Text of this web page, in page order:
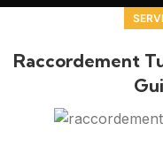
Raccordement